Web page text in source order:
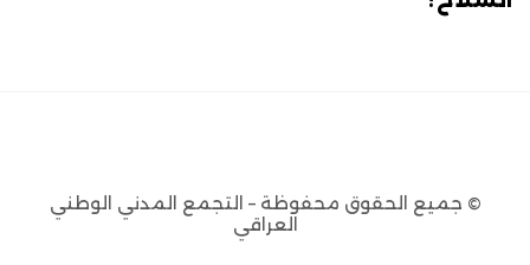
© جميع الحقوق محفوظة – التجمع المدني الوطني
العراقي